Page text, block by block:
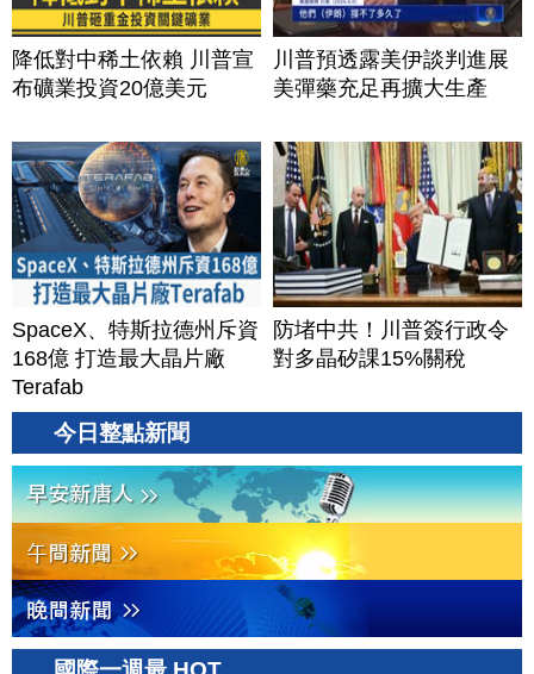
降低對中稀土依賴 川普宣
布礦業投資20億美元
川普預透露美伊談判進展
美彈藥充足再擴大生產
SpaceX、特斯拉德州斥資
168億 打造最大晶片廠
Terafab
防堵中共！川普簽行政令
對多晶矽課15%關稅
今日整點新聞